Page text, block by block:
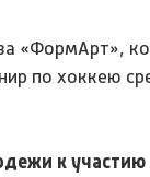
«ФормАрт»,
по хоккею
к